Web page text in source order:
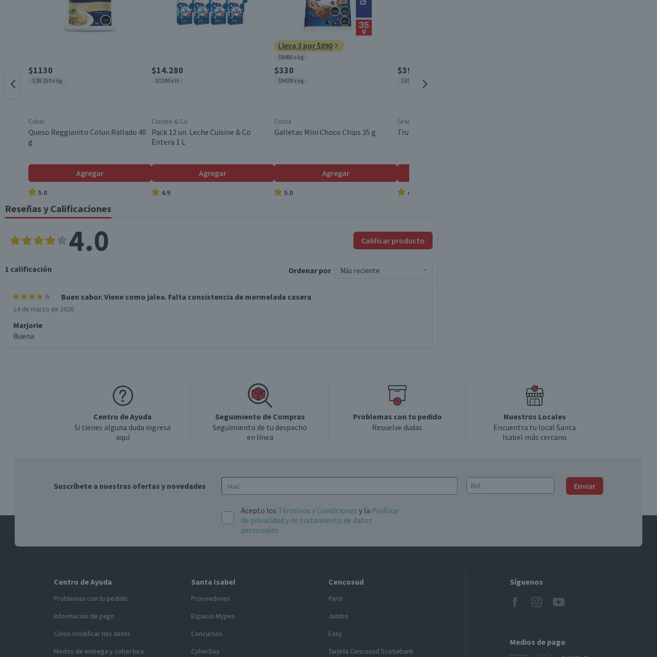
Hidratos de Carbono disponibles (g)
11
*Ingesta de referencia de un adulto promedio (8400 kj / 2000 kcal)
País de Origen
6 meses, a partir de la entrega del producto
$1130
$28.250 x kg
Colun
Queso Reggianito Colun Rallado 40
g
Agregar
5.0
$14.280
$1190 x lt
Cuisine & Co
Pack 12 un. Leche Cuisine & Co
Entera 1 L
Agregar
4.9
Lleva 3 por $890
$8486 x kg
$330
$9429 x kg
Costa
Galletas Mini Choco Chips 35 g
Agregar
5.0
$3990
$3990 x kg
Granel
Trutro Entero de Pollo kg
4.7
Reseñas y Calificaciones
4.0 Calificar producto
1 calificación Ordenar por Más reciente
Buen sabor. Viene como jalea. Falta consistencia de mermelada casera
14 de marzo de 2026
Marjorie
Buena
Centro de Ayuda
Si tienes alguna duda ingresa
aquí
Seguimiento de Compras
Seguimiento de tu despacho
en línea
Problemas con tu pedido
Resuelve dudas
Nuestros Locales
Encuentra tu local Santa
Isabel más cercano
Suscríbete a nuestras ofertas y novedades Enviar
Acepto los Términos y Condiciones y la Política
de privacidad y de tratamiento de datos
personales
Centro de Ayuda
Problemas con tu pedido
Información de pago
Cómo modificar mis datos
Modos de entrega y cobertura
Santa Isabel
Proveedores
Espacio Mypes
Concursos
CyberDay
Cencosud
Paris
Jumbo
Easy
Tarjeta Cencosud Scotiabank
Síguenos
Medios de pago